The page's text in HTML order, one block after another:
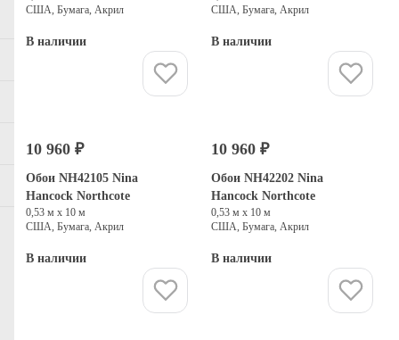
США, Бумага, Акрил
В наличии
США, Бумага, Акрил
В наличии
10 960 ₽
Обои NH42105 Nina
Hancock Northcote
0,53 м х 10 м
США, Бумага, Акрил
В наличии
10 960 ₽
Обои NH42202 Nina
Hancock Northcote
0,53 м х 10 м
США, Бумага, Акрил
В наличии